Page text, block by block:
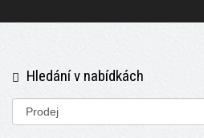
Hledání v nabídkách